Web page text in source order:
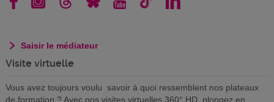
Saisir le médiateur
Visite virtuelle
Vous avez toujours voulu savoir à quoi ressemblent nos plateaux
de formation ? Avec nos visites virtuelles 360° HD, plongez en